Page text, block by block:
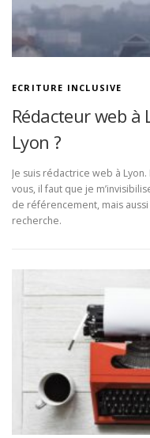
ECRITURE INCLUSIVE
Rédacteur web à
Lyon ?
Je suis rédactrice web à
vous, il faut que je
de référencement, mais
recherche.